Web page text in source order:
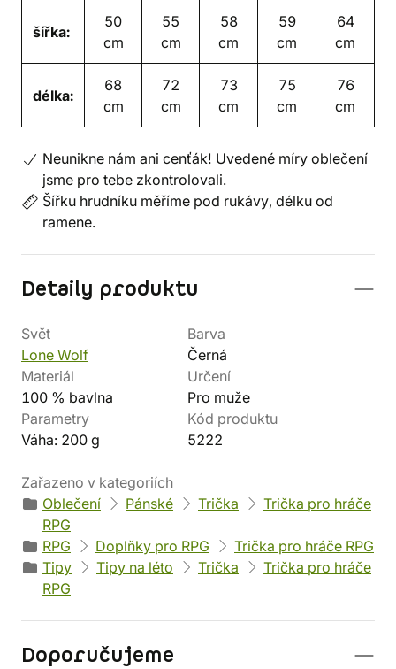
šířka:
50
cm
55
cm
58
cm
59
cm
64
cm
délka:
68
cm
72
cm
73
cm
75
cm
76
cm
Neunikne nám ani cenťák! Uvedené míry oblečení
jsme pro tebe zkontrolovali.
Šířku hrudníku měříme pod rukávy, délku od
ramene.
Detaily produktu
Svět
Lone Wolf
Barva
Černá
Materiál
100 % bavlna
Určení
Pro muže
Parametry
Váha: 200 g
Kód produktu
5222
Zařazeno v kategoriích
Oblečení
Pánské Trička
Trička pro hráče
RPG
RPG
Doplňky pro RPG
Trička pro hráče RPG
Tipy
Tipy na léto Trička
Trička pro hráče
RPG
Doporučujeme